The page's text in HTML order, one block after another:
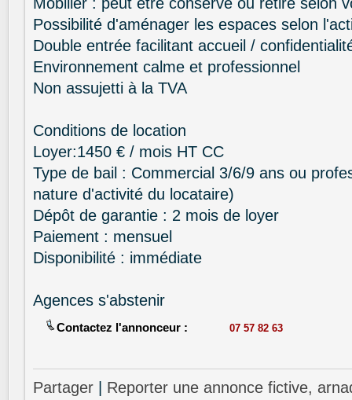
Possibilité d'aménager les espaces selon
Double entrée facilitant accueil /
Environnement calme et professionnel
Non assujetti à la TVA
Conditions de location
Loyer:1450 € / mois HT CC
Type de bail : Commercial 3/6/9 ans ou
nature d'activité du locataire)
Dépôt de garantie : 2 mois de loyer
Paiement : mensuel
Disponibilité : immédiate
Agences s'abstenir
Contactez l'annonceur : 07 57 82 63
Partager Reporter une annonce fictive,